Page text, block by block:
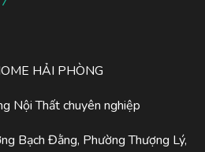
HẢI PHÒNG
Nội Thất chuyên nghiệp
Bạch Đằng, Phường Thượng Lý,